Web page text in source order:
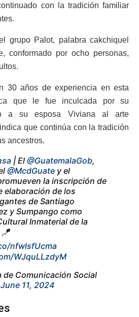
con la tradición familiar
grupo Palot, palabra cakchiquel
conformado por ocho personas,
30 años de experiencia en esta
que le fue inculcada por su
a su esposa Viviana al arte
que continúa con la tradición
ancestros.
| El @GuatemalaGob,
@McdGuate y el
la inscripción de
elaboración de los
de Santiago
y Sumpango como
Inmaterial de la
nfwlsfUcma
WJquLLzdyM
Comunicación Social
June 11, 2024